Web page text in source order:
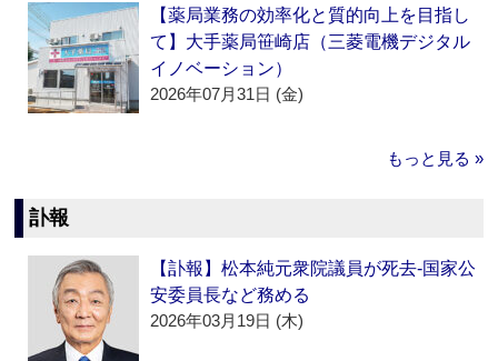
【薬局業務の効率化と質的向上を目指し
て】大手薬局笹崎店（三菱電機デジタル
イノベーション）
2026年07月31日 (金)
もっと見る »
訃報
【訃報】松本純元衆院議員が死去‐国家公
安委員長など務める
2026年03月19日 (木)